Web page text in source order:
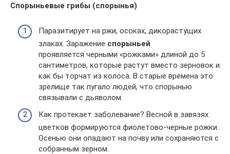
Спорыньевые грибы (спорынья)
Паразитирует на ржи, осоках, дикорастущих
злаках. Заражение спорыньей
проявляется черными «рожками» длиной до 5
сантиметров, которые растут вместо зерновок и
как бы торчат из колоса. В старые времена это
зрелище так пугало людей, что спорынью
связывали с дьяволом.
Как протекает заболевание? Весной в завязях
цветков формируются фиолетово-черные рожки.
Осенью они опадают на почву или сохраняются с
собранным зерном.